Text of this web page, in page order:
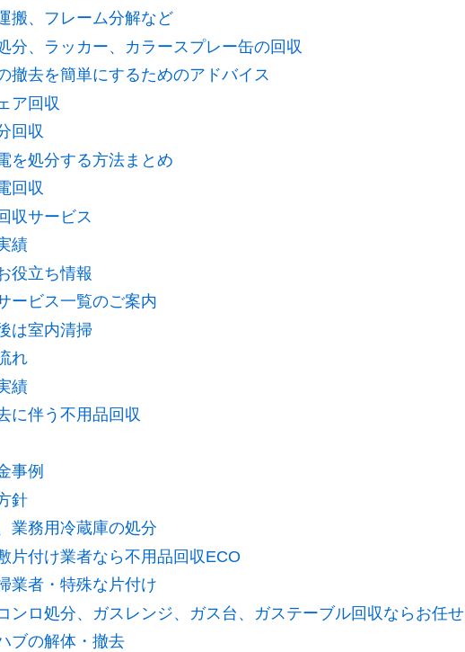
搬、フレーム分解など
分、ラッカー、カラースプレー缶の回収
撤去を簡単にするためのアドバイス
ア回収
回収
を処分する方法まとめ
回収
収サービス
績
役立ち情報
ービス一覧のご案内
は室内清掃
れ
績
に伴う不用品回収
事例
針
業務用冷蔵庫の処分
片付け業者なら不用品回収ECO
業者・特殊な片付け
ンロ処分、ガスレンジ、ガス台、ガステーブル回収ならお任
ブの解体・撤去